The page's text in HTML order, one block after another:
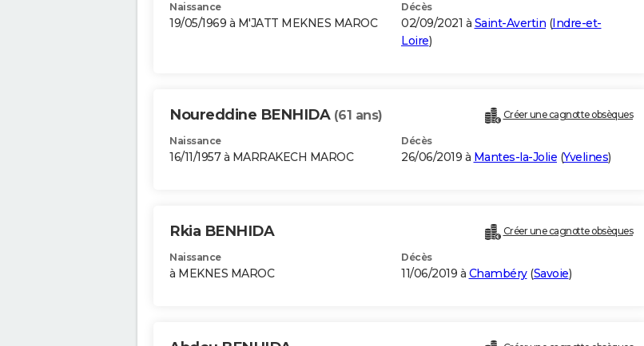
Naissance
19/05/1969 à M'JATT MEKNES MAROC
Décès
02/09/2021 à Saint-Avertin (Indre-et-
Loire)
Noureddine BENHIDA (61 ans) Créer une cagnotte obsèques
Naissance
16/11/1957 à MARRAKECH MAROC
Décès
26/06/2019 à Mantes-la-Jolie (Yvelines)
Rkia BENHIDA Créer une cagnotte obsèques
Naissance
à MEKNES MAROC
Décès
11/06/2019 à Chambéry(Savoie)